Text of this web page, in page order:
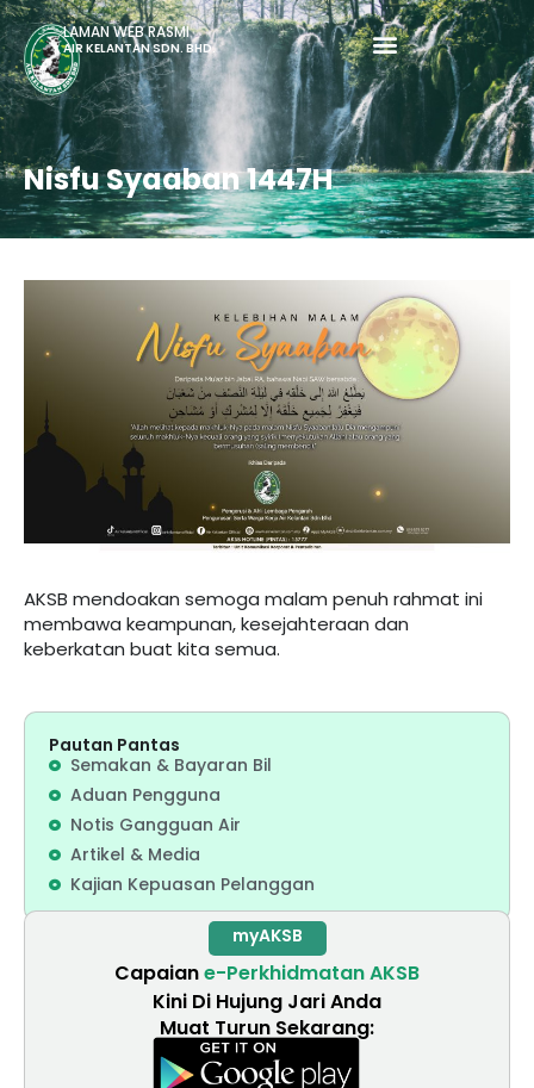
LAMAN WEB RASMI
AIR KELANTAN SDN. BHD.
Nisfu Syaaban 1447H
AKSB mendoakan semoga malam penuh rahmat ini
membawa keampunan, kesejahteraan dan
keberkatan buat kita semua.
Pautan Pantas
Semakan & Bayaran Bil
Aduan Pengguna
Notis Gangguan Air
Artikel & Media
Kajian Kepuasan Pelanggan
myAKSB
Capaiane-Perkhidmatan AKSB
Kini Di Hujung Jari Anda
Muat Turun Sekarang: